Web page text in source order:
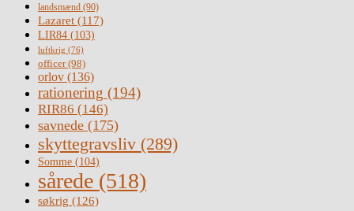
landsmænd (90)
Lazaret (117)
LIR84 (103)
luftkrig (76)
officer(98)
orlov (136)
rationering (194)
RIR86 (146)
savnede (175)
skyttegravsliv (289)
Somme (104)
sårede (518)
søkrig (126)